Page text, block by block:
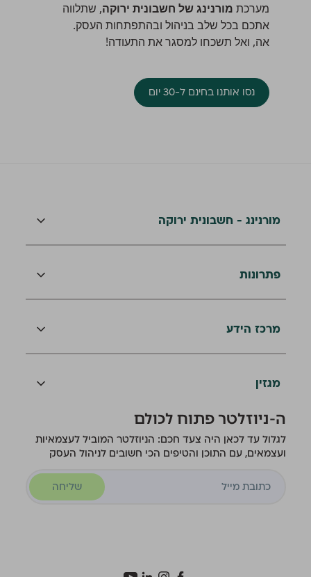
מערכת מורנינג של חשבונית ירוקה, שתלווה
אתכם בכל שלב בניהול ובהתפתחות העסק.
אה, ואל תשכחו למסגר את התעודה!
נסו אותנו בחינם ל-30 יום
מורנינג - חשבונית ירוקה
פתרונות
מרכז הידע
מגזין
ה-ניוזלטר פתוח לכולם
לגלול עד לכאן היה צעד חכם: הניוזלטר המוביל לעצמאיות
ועצמאים, עם התוכן והטיפים הכי חשובים לניהול העסק
שליחה